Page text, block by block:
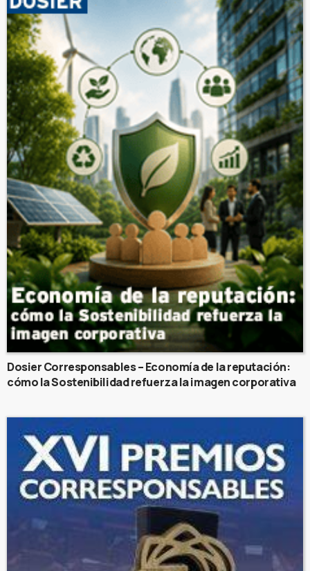
Dosier Corresponsables – Economía de la reputación:
cómo la Sostenibilidad refuerza la imagen corporativa